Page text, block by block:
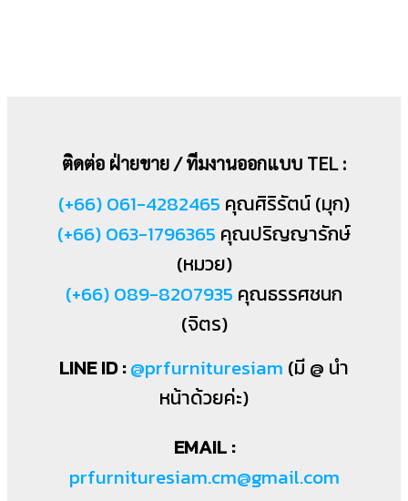
ติดต่อ ฝ่ายขาย / ทีมงานออกแบบ TEL :
(+66) 061-4282465 คุณศิริรัตน์ (มุก)
(+66) 063-1796365 คุณปริญญารักษ์
(หมวย)
(+66) 089-8207935 คุณธรรศชนก
(จิตร)
LINE ID :@prfurnituresiam (มี @ นำ
หน้าด้วยค่ะ)
EMAIL :
prfurnituresiam.cm@gmail.com